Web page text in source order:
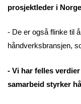
prosjektleder i
- De er også flinke til
håndverksbransjen,
- Vi har felles
samarbeid styrker